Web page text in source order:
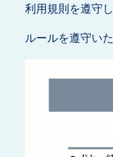
利用規則を遵守
ルールを遵守い